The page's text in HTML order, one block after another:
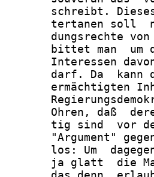
schreibt.
tertanen soll
dungsrechte
bittet man  um
Interessen
darf. Da  kann
ermächtigten
Ohren, daß
tig sind  vor
"Argument"
los: Um
ja glatt  die